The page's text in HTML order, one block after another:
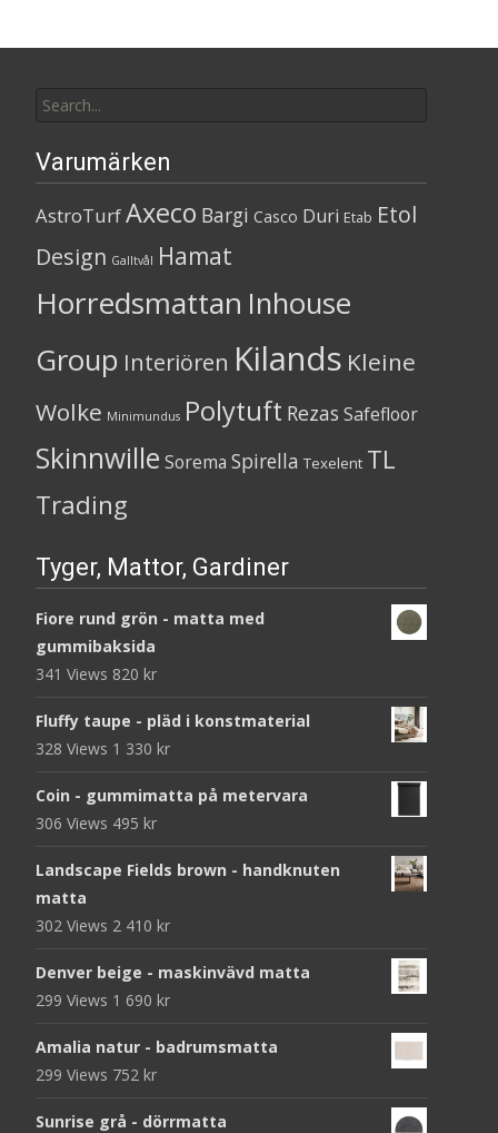
for:
Varumärken
AstroTurfAxeco Bargi Casco Duri Etab Etol
Design Galltvål Hamat
Horredsmattan Inhouse
Group Interiören Kilands Kleine
Wolke Minimundus Polytuft Rezas Safefloor
Skinnwille Sorema Spirella Texelent TL
Trading
Tyger, Mattor, Gardiner
Fiore rund grön - matta med
gummibaksida
341 Views 820 kr
Fluffy taupe - pläd i konstmaterial
328 Views 1 330 kr
Coin - gummimatta på metervara
306 Views 495 kr
Landscape Fields brown - handknuten
matta
302 Views 2 410 kr
Denver beige - maskinvävd matta
299 Views 1 690 kr
Amalia natur - badrumsmatta
299 Views 752 kr
Sunrise grå - dörrmatta